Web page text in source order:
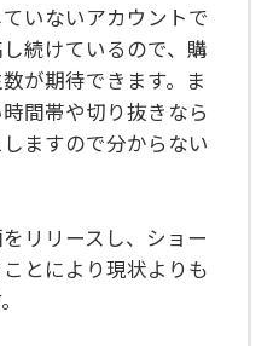
いないアカウントで
続けているので、購
が期待できます。ま
間帯や切り抜きなら
ますので分からない
リリースし、ショー
とにより現状よりも